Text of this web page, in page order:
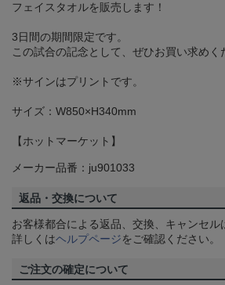
フェイスタオルを販売します！
3日間の期間限定です。
この試合の記念として、ぜひお買い求めく
※サインはプリントです。
サイズ：W850×H340mm
【ホットマーケット】
メーカー品番：ju901033
返品・交換について
お客様都合による返品、交換、キャンセル
詳しくはヘルプページをご確認ください。
ご注文の確定について